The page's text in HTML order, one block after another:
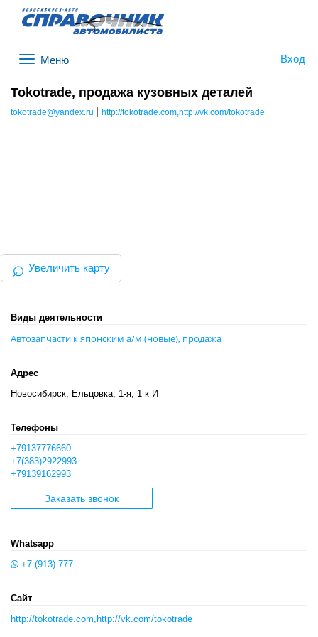
Вход
Tokotrade, продажа кузовных деталей
tokotrade@yandex.ru | http://tokotrade.com,http://vk.com/tokotrade
⌕ Увеличить карту
Виды деятельности
Автозапчасти к японским а/м (новые), продажа
Адрес
Новосибирск, Ельцовка, 1-я, 1 к И
Телефоны
+79137776660
+7(383)2922993
+79139162993
Заказать звонок
Whatsapp
+7 (913) 777 ...
Сайт
http://tokotrade.com,http://vk.com/tokotrade